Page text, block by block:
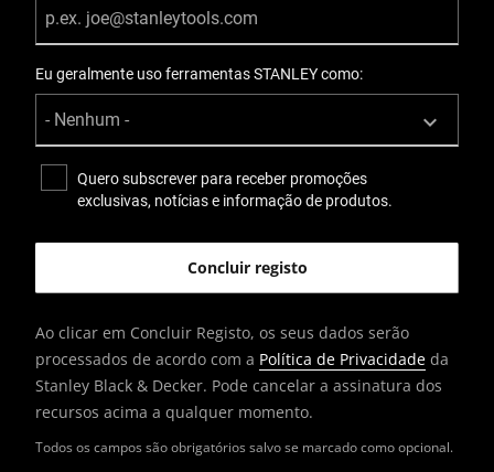
Todos os campos são obrigatórios salvo se marcado como opcional.
Eu geralmente uso ferramentas STANLEY como:
Quero subscrever para receber promoções
exclusivas, notícias e informação de produtos.
Ao clicar em Concluir Registo, os seus dados serão
processados de acordo com a Política de Privacidade da
Stanley Black & Decker. Pode cancelar a assinatura dos
recursos acima a qualquer momento.